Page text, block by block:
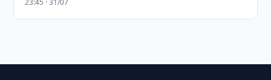
23:45 · 31/07